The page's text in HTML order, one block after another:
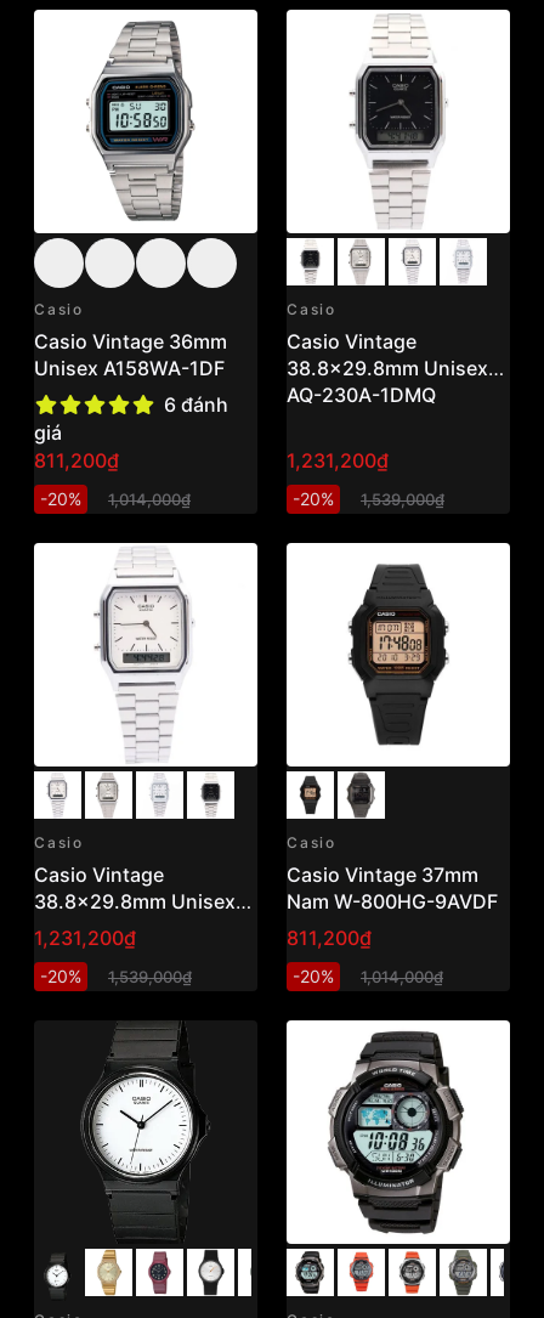
Casio
Casio Vintage 36mm
Unisex A158WA-1DF
6 đánh
giá
811,200₫
-20% 1,014,000₫
Casio
Casio Vintage
38.8x29.8mm Unisex
AQ-230A-1DMQ
1,231,200₫
-20% 1,539,000₫
Casio
Casio Vintage
38.8x29.8mm Unisex
AQ-230A-7DMQ
1,231,200₫
-20% 1,539,000₫
Casio
Casio Vintage 37mm
Nam W-800HG-9AVDF
811,200₫
-20% 1,014,000₫